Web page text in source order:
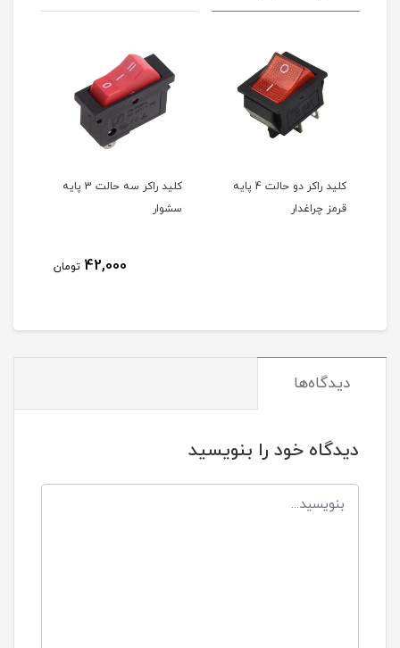
کلید راکر دو حالت 4 پایه
قرمز چراغدار
کلید راکر سه حالت 3 پایه
سشوار
42,000 تومان
دیدگاه‌ها
دیدگاه خود را بنویسید